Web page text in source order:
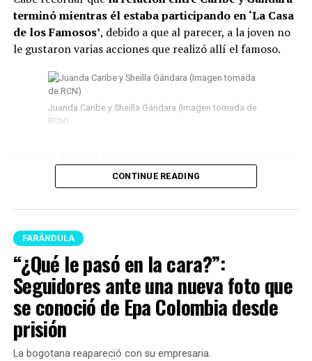
terminó mientras él estaba participando en ‘La Casa
de los Famosos’, debido a que al parecer, a la joven no
le gustaron varias acciones que realizó allí el famoso.
Juanda Caribe y Sheilla Gándara (Imagen tomada de
RCN)
varios rumores de infidelidad
poco, en las últimas semanas del programa Juanda
empezó a tener acercamientos intensos con Mariana
Lee también: “¿Qué le pasó en la cara?”:
Seguidores ante una nueva foto que se conoció de
Epa Colombia desde prisión
En este caso, el comediante fue tema de conversación
recientemente porque, tras varios meses de volver a su
vida real, re veló cómo se encuentra actualmente su
CONTINUE READING
FARÁNDULA
“¿Qué le pasó en la cara?”:
Seguidores ante una nueva foto que
se conoció de Epa Colombia desde
prisión
La bogotana reapareció con su empresaria.